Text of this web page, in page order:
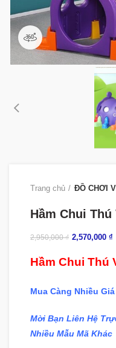
360 product view
Trang chủ ĐỒ CHƠI
Hầm Chui
2,950,000₫ 2,570,000 ₫
Hầm Chui Thú
Mua Càng Nhiều
Mời Bạn Liên Hệ
Nhiều Mẫu Mã Khác